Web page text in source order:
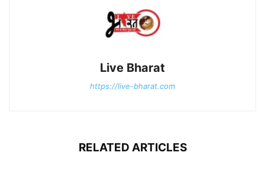
Live Bharat
https://live-bharat.com
RELATED ARTICLES